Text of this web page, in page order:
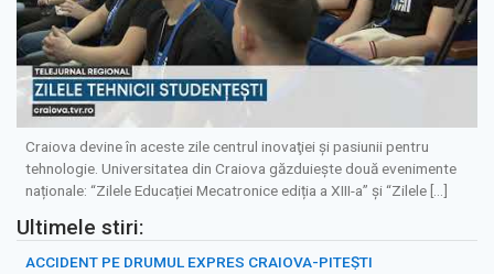
Craiova devine în aceste zile centrul inovaţiei şi pasiunii pentru
tehnologie. Universitatea din Craiova găzduiește două evenimente
naționale: “Zilele Educației Mecatronice ediția a XIII-a” și “Zilele […]
Ultimele stiri:
ACCIDENT PE DRUMUL EXPRES CRAIOVA-PITEȘTI